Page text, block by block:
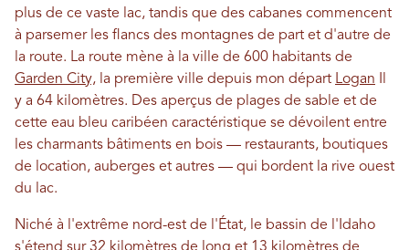
plus de ce vaste lac, tandis que des cabanes commencent
à parsemer les flancs des montagnes de part et d'autre de
la route. La route mène à la ville de 600 habitants de
Garden City, la première ville depuis mon départ Logan
y a 64 kilomètres. Des aperçus de plages de sable et de
cette eau bleu caribéen caractéristique se dévoilent entre
les charmants bâtiments en bois — restaurants, boutiques
de location, auberges et autres — qui bordent la rive ouest
du lac.
Niché à l'extrême nord-est de l'État, le bassin de l'Idaho